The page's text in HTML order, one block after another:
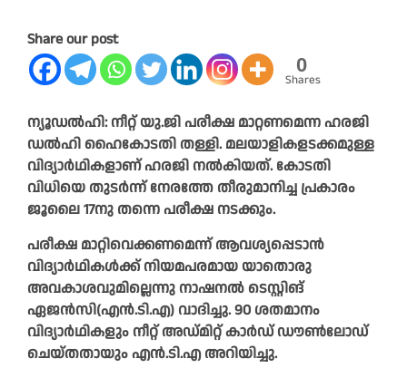
Share our post
0
Shares
ന്യൂഡൽഹി: നീറ്റ് യു.ജി പരീക്ഷ മാറ്റണമെന്ന ഹരജി
ഡൽഹി ഹൈകോടതി തള്ളി. മലയാളികളടക്കമുള്ള
വിദ്യാർഥികളാണ് ഹരജി നൽകിയത്. കോടതി
വിധിയെ തുടർന്ന് നേരത്തേ തീരുമാനിച്ച പ്രകാരം
ജൂലൈ 17നു തന്നെ പരീക്ഷ നടക്കും.
പരീക്ഷ മാറ്റിവെക്കണമെന്ന് ആവശ്യപ്പെടാൻ
വിദ്യാർഥികൾക്ക് നിയമപരമായ യാതൊരു
അവകാശവുമില്ലെന്നു നാഷനൽ ടെസ്റ്റിങ്
ഏജൻസി(എൻ.ടി.എ) വാദിച്ചു. 90 ശതമാനം
വിദ്യാർഥികളും നീറ്റ് അഡ്മിറ്റ് കാർഡ് ഡൗൺലോഡ്
ചെയ്തതായും എൻ.ടി.എ അറിയിച്ചു.